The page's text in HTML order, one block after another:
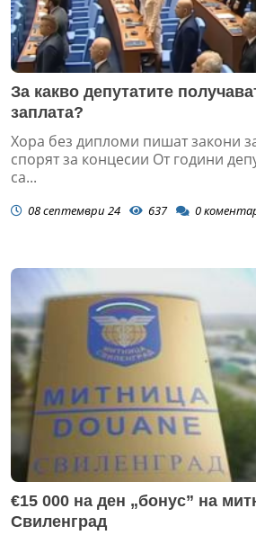
За какво депутатите
заплата?
Хора без дипломи пишат закони
спорят за концесии От години
са...
08 септември 24 637 0
€15 000 на ден „бонус” на
Свиленград